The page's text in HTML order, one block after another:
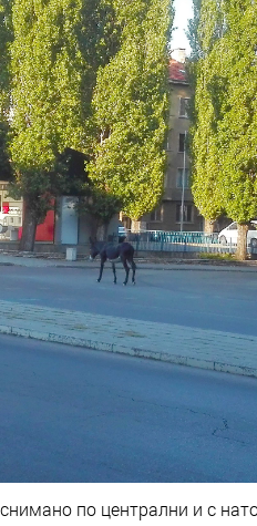
по централни и с